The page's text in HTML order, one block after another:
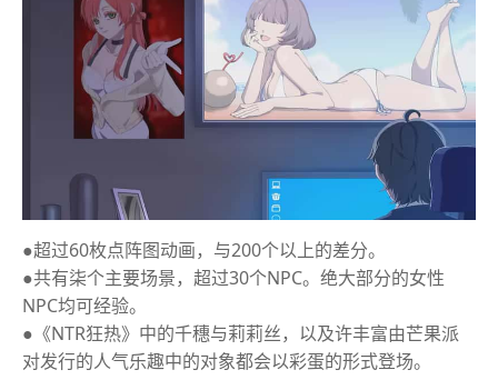
●超过60枚点阵图动画，与200个以上的差分。
●共有柒个主要场景，超过30个NPC。绝大部分的女性
NPC均可经验。
●《NTR狂热》中的千穗与莉莉丝，以及许丰富由芒果派
对发行的人气乐趣中的对象都会以彩蛋的形式登场。